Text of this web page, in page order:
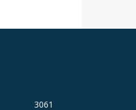
3061